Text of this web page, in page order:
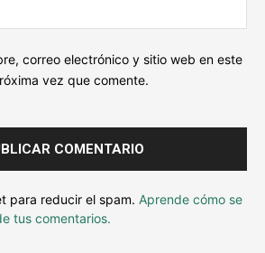
correo electrónico y sitio web en este
vez que comente.
para reducir el spam. Aprende cómo se
tus comentarios.